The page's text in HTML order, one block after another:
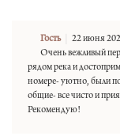
Гость
22 июня
Очень вежливый
рядом река и
номере- уютно, были
общие- все чисто и
Рекомендую!